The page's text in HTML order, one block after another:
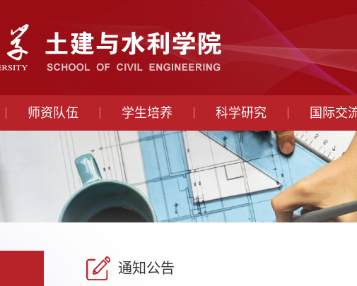
师资队伍 学生培养 科学研究 国际交
通知公告